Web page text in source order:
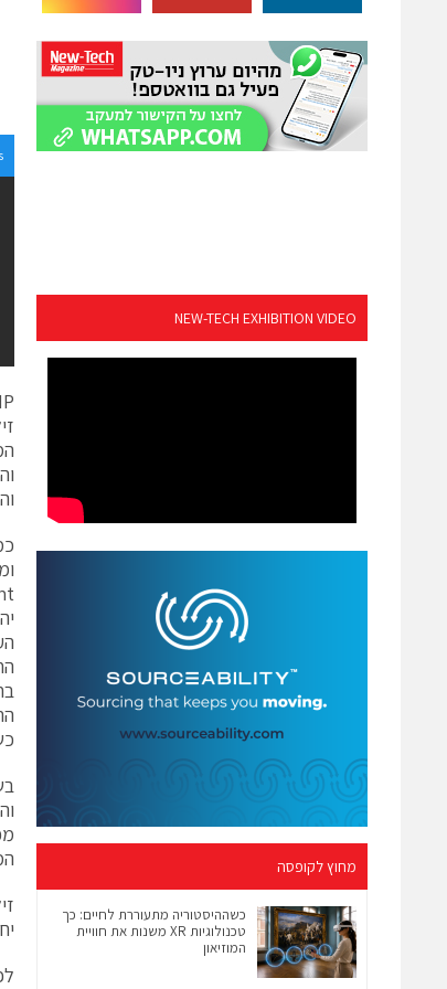
NEW-TECH EXHIBITION VIDEO
מחוץ לקופסה
כשההיסטוריה מתעוררת לחיים: כך
טכנולוגיות XR משנות את חוויית
המוזיאון